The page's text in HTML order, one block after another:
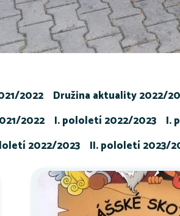
2022 Družina aktuality 2022/
2022 I. pololetí 2022/2023 I.
2022/2023 II. pololetí 2023/